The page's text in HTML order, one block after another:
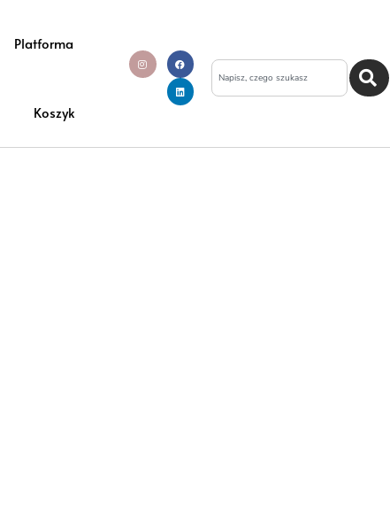
Platforma
Koszyk